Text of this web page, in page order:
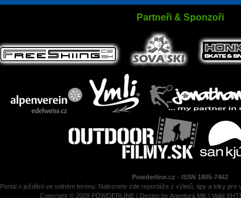
Partneři & Sponzoři
Powderline.cz - ISSN 1805-7462
Portál o ježdění ve volném terénu. Naleznete zde reportáže z výletů, tipy a triky pro
Copyright © 2009 POWDERLINE | Design byAgentura MK | Valid